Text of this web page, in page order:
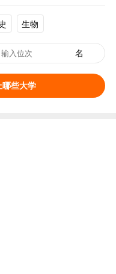
生物
名
哪些大学